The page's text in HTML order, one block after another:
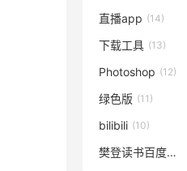
直播app (14)
下载工具 (13)
Photoshop (12)
绿色版 (11)
bilibili (10)
樊登读书百度云